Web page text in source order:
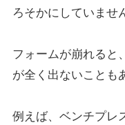
ろそかにしていませ
フォームが崩れると
が全く出ないことも
例えば、ベンチプレ